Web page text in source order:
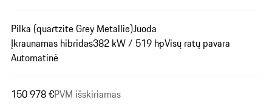
Pilka (quartzite Grey Metallic)Juoda
Įkraunamas hibridas382 kW / 519 hpVisų ratų pavara
Automatinė
150 978 €PVM išskiriamas